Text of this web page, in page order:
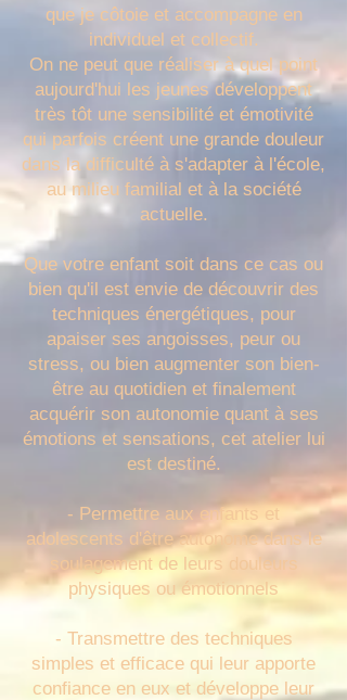
que je côtoie et accompagne en
individuel et collectif.
On ne peut que réaliser à quel point
aujourd'hui les jeunes développent
très tôt une sensibilité et émotivité
qui parfois créent une grande douleur
dans la difficulté à s'adapter à l'école,
au milieu familial et à la société
actuelle.
Que votre enfant soit dans ce cas ou
bien qu'il est envie de découvrir des
techniques énergétiques, pour
apaiser ses angoisses, peur ou
stress, ou bien augmenter son bien-
être au quotidien et finalement
acquérir son autonomie quant à ses
émotions et sensations, cet atelier lui
est destiné.
- Permettre aux enfants et
adolescents d'être autonome dans le
soulagement de leurs douleurs
physiques ou émotionnels
- Transmettre des techniques
simples et efficace qui leur apporte
confiance en eux et développe leur